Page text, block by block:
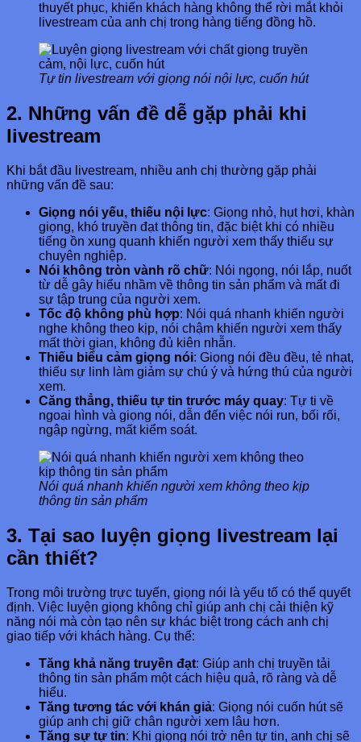
thuyết phục, khiến khách hàng không thể rời mắt khỏi
livestream của anh chị trong hàng tiếng đồng hồ.
Tự tin livestream với giọng nói nội lực, cuốn hút
2. Những vấn đề dễ gặp phải khi
livestream
Khi bắt đầu livestream, nhiều anh chị thường gặp phải
những vấn đề sau:
Giọng nói yếu, thiếu nội lực: Giọng nhỏ, hụt hơi, khàn
giọng, khó truyền đạt thông tin, đặc biệt khi có nhiều
tiếng ồn xung quanh khiến người xem thấy thiếu sự
chuyên nghiệp.
Nói không tròn vành rõ chữ: Nói ngọng, nói lắp, nuốt
từ dễ gây hiểu nhầm về thông tin sản phẩm và mất đi
sự tập trung của người xem.
Tốc độ không phù hợp: Nói quá nhanh khiến người
nghe không theo kịp, nói chậm khiến người xem thấy
mất thời gian, không đủ kiên nhẫn.
Thiếu biểu cảm giọng nói: Giọng nói đều đều, tẻ nhạt,
thiếu sự linh làm giảm sự chú ý và hứng thú của người
xem.
Căng thẳng, thiếu tự tin trước máy quay: Tự ti về
ngoại hình và giọng nói, dẫn đến việc nói run, bối rối,
ngập ngừng, mất kiểm soát.
Nói quá nhanh khiến người xem không theo kịp
thông tin sản phẩm
3. Tại sao luyện giọng livestream lại
cần thiết?
Trong môi trường trực tuyến, giọng nói là yếu tố có thể quyết
định. Việc luyện giọng không chỉ giúp anh chị cải thiện kỹ
năng nói mà còn tạo nên sự khác biệt trong cách anh chị
giao tiếp với khách hàng. Cụ thể:
Tăng khả năng truyền đạt: Giúp anh chị truyền tải
thông tin sản phẩm một cách hiệu quả, rõ ràng và dễ
hiểu.
Tăng tương tác với khán giả: Giọng nói cuốn hút sẽ
giúp anh chị giữ chân người xem lâu hơn.
Tăng sự tự tin: Khi giọng nói trở nên tự tin, anh chị sẽ